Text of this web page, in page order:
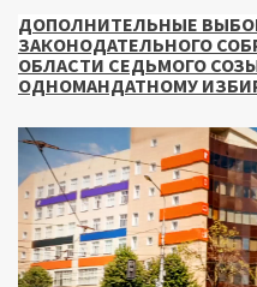
ДОПОЛНИТЕЛЬНЫЕ
ЗАКОНОДАТЕЛЬНОГО
ОБЛАСТИ СЕДЬМОГО
ОДНОМАНДАТНОМУ